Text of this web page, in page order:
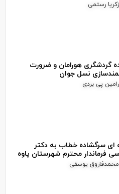
رستمی
گردشگری هورامان و ضرورت
نسل جوان
پی بردی
ای سرگشاده خطاب به دکتر
فرماندار محترم شهرستان پاوه
یوسفی